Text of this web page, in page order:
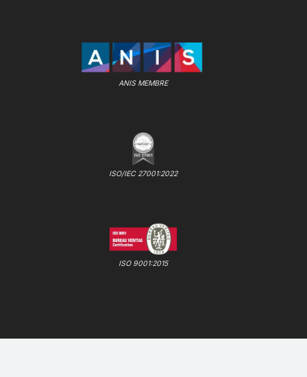
ANIS MEMBRE
ISO/IEC 27001:2022
ISO 9001:2015